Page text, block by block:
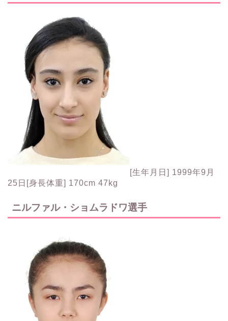
[生年月日] 1999年9月
25日[身長体重] 170cm 47kg
ニルファル・ショムラドワ選手